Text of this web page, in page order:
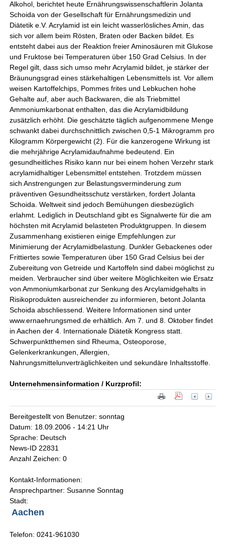
Alkohol, berichtet heute Ernährungswissenschaftlerin Jolanta
Schoida von der Gesellschaft für Ernährungsmedizin und
Diätetik e.V. Acrylamid ist ein leicht wasserlösliches Amin, das
sich vor allem beim Rösten, Braten oder Backen bildet. Es
entsteht dabei aus der Reaktion freier Aminosäuren mit Glukose
und Fruktose bei Temperaturen über 150 Grad Celsius. In der
Regel gilt, dass sich umso mehr Acrylamid bildet, je stärker der
Bräunungsgrad eines stärkehaltigen Lebensmittels ist. Vor allem
weisen Kartoffelchips, Pommes frites und Lebkuchen hohe
Gehalte auf, aber auch Backwaren, die als Triebmittel
Ammoniumkarbonat enthalten, das die Acrylamidbildung
zusätzlich erhöht. Die geschätzte täglich aufgenommene Menge
schwankt dabei durchschnittlich zwischen 0,5-1 Mikrogramm pro
Kilogramm Körpergewicht (2). Für die kanzerogene Wirkung ist
die mehrjährige Acrylamidaufnahme bedeutend. Ein
gesundheitliches Risiko kann nur bei einem hohen Verzehr stark
acrylamidhaltiger Lebensmittel entstehen. Trotzdem müssen
sich Anstrengungen zur Belastungsverminderung zum
präventiven Gesundheitsschutz verstärken, fordert Jolanta
Schoida. Weltweit sind jedoch Bemühungen diesbezüglich
erlahmt. Lediglich in Deutschland gibt es Signalwerte für die am
höchsten mit Acrylamid belasteten Produktgruppen. In diesem
Zusammenhang existieren einige Empfehlungen zur
Minimierung der Acrylamidbelastung. Dunkler Gebackenes oder
Frittiertes sowie Temperaturen über 150 Grad Celsius bei der
Zubereitung von Getreide und Kartoffeln sind dabei möglichst zu
meiden. Verbraucher sind über weitere Möglichkeiten wie Ersatz
von Ammoniumkarbonat zur Senkung des Arcylamidgehalts in
Risikoprodukten ausreichender zu informieren, betont Jolanta
Schoida abschliessend. Weitere Informationen sind unter
www.ernaehrungsmed.de erhältlich. Am 7. und 8. Oktober findet
in Aachen der 4. Internationale Diätetik Kongress statt.
Schwerpunktthemen sind Rheuma, Osteoporose,
Gelenkerkrankungen, Allergien,
Nahrungsmittelunverträglichkeiten und sekundäre Inhaltsstoffe.
Unternehmensinformation / Kurzprofil:
Bereitgestellt von Benutzer: sonntag
Datum: 18.09.2006 - 14:21 Uhr
Sprache: Deutsch
News-ID 22831
Anzahl Zeichen: 0
Kontakt-Informationen:
Ansprechpartner: Susanne Sonntag
Stadt:
Aachen
Telefon: 0241-961030